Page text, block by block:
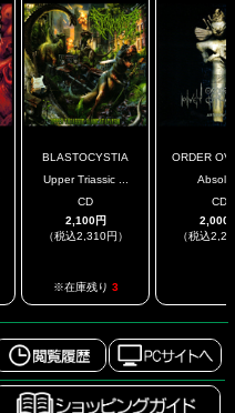
BLASTOCYSTIA
Upper Triassic ...
CD
2,100円
（税込2,310円）
※在庫残り 3
ORDER OV
CD
2,000
（税込